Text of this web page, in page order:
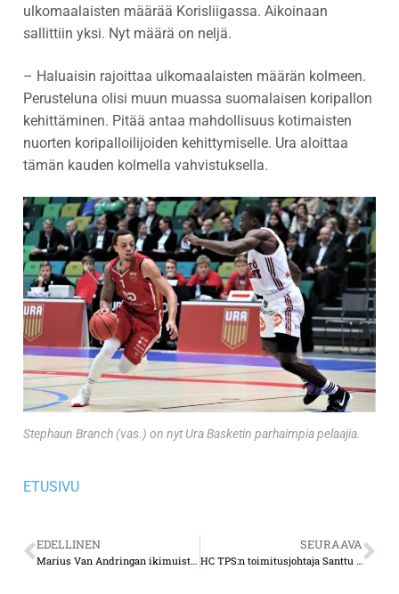
ulkomaalaisten määrää Korisliigassa. Aikoinaan
sallittiin yksi. Nyt määrä on neljä.
– Haluaisin rajoittaa ulkomaalaisten määrän kolmeen.
Perusteluna olisi muun muassa suomalaisen koripallon
kehittäminen. Pitää antaa mahdollisuus kotimaisten
nuorten koripalloilijoiden kehittymiselle. Ura aloittaa
tämän kauden kolmella vahvistuksella.
Stephaun Branch (vas.) on nyt Ura Basketin parhaimpia pelaajia.
ETUSIVU
EDELLINEN
Marius Van Andringan ikimuistoinen ottelu, vaikka hän ei muista siitä mitään
SEURAAVA
HC TPS:n toimitusjohtaja Santtu Jokisen haastava työnkuva